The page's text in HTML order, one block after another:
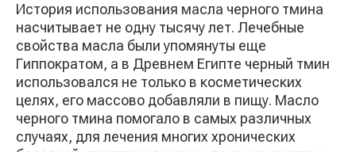
История использования масла черного тмина
насчитывает не одну тысячу лет. Лечебные
свойства масла были упомянуты еще
Гиппократом, а в Древнем Египте черный тмин
использовался не только в косметических
целях, его массово добавляли в пищу. Масло
черного тмина помогало в самых различных
случаях, для лечения многих хронических